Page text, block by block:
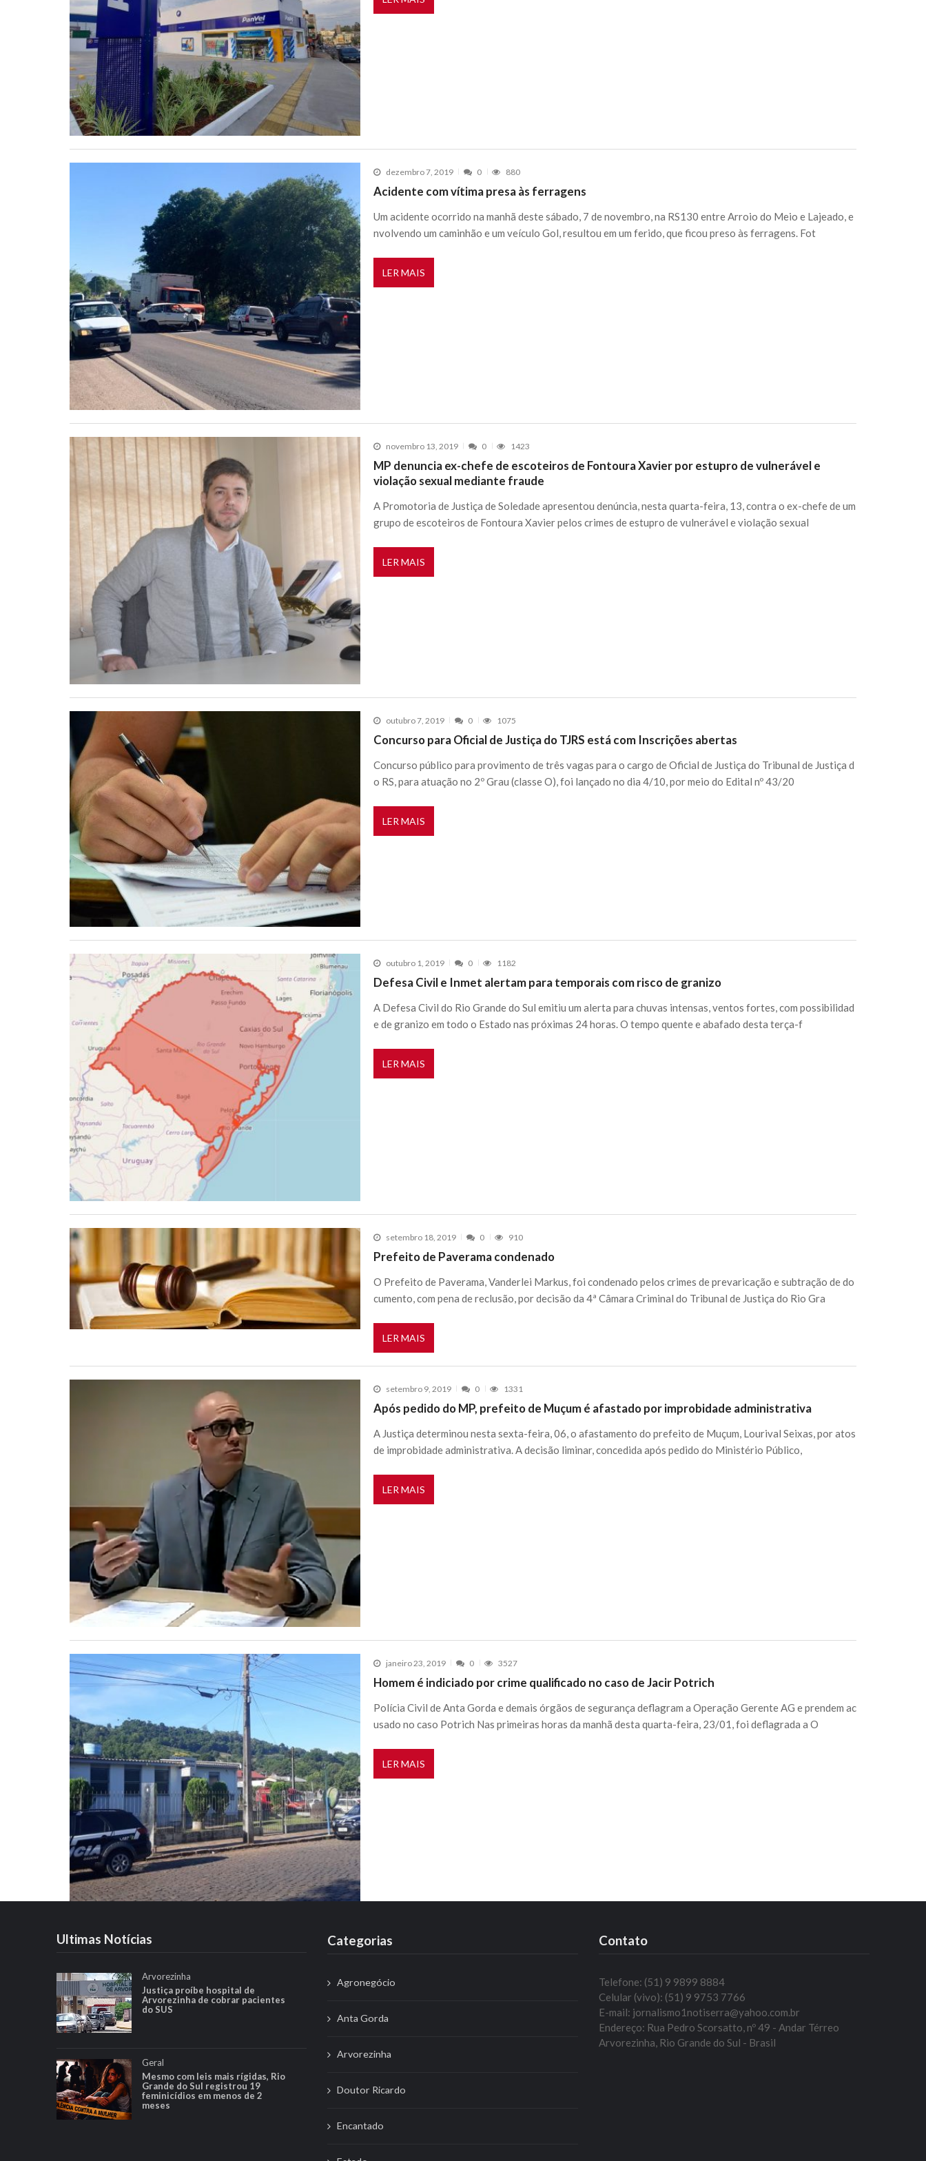
dezembro 7, 2019 0 880
Acidente com vítima presa às ferragens
Um acidente ocorrido na manhã deste sábado, 7 de novembro, na RS130 entre Arroio do Meio e Lajeado, e
nvolvendo um caminhão e um veículo Gol, resultou em um ferido, que ficou preso às ferragens. Fot
LER MAIS
novembro 13, 2019 0 1423
MP denuncia ex-chefe de escoteiros de Fontoura Xavier por estupro de vulnerável e
violação sexual mediante fraude
A Promotoria de Justiça de Soledade apresentou denúncia, nesta quarta-feira, 13, contra o ex-chefe de um
grupo de escoteiros de Fontoura Xavier pelos crimes de estupro de vulnerável e violação sexual
LER MAIS
outubro 7, 2019 0 1075
Concurso para Oficial de Justiça do TJRS está com Inscrições abertas
Concurso público para provimento de três vagas para o cargo de Oficial de Justiça do Tribunal de Justiça d
o RS, para atuação no 2º Grau (classe O), foi lançado no dia 4/10, por meio do Edital nº 43/20
LER MAIS
outubro 1, 2019 0 1182
Defesa Civil e Inmet alertam para temporais com risco de granizo
A Defesa Civil do Rio Grande do Sul emitiu um alerta para chuvas intensas, ventos fortes, com possibilidad
e de granizo em todo o Estado nas próximas 24 horas. O tempo quente e abafado desta terça-f
LER MAIS
setembro 18, 2019 0 910
Prefeito de Paverama condenado
O Prefeito de Paverama, Vanderlei Markus, foi condenado pelos crimes de prevaricação e subtração de do
cumento, com pena de reclusão, por decisão da 4ª Câmara Criminal do Tribunal de Justiça do Rio Gra
LER MAIS
setembro 9, 2019 0 1331
Após pedido do MP, prefeito de Muçum é afastado por improbidade administrativa
A Justiça determinou nesta sexta-feira, 06, o afastamento do prefeito de Muçum, Lourival Seixas, por atos
de improbidade administrativa. A decisão liminar, concedida após pedido do Ministério Público,
LER MAIS
janeiro 23, 2019 0 3527
Homem é indiciado por crime qualificado no caso de Jacir Potrich
Polícia Civil de Anta Gorda e demais órgãos de segurança deflagram a Operação Gerente AG e prendem ac
usado no caso Potrich Nas primeiras horas da manhã desta quarta-feira, 23/01, foi deflagrada a O
LER MAIS
Ultimas Notícias
Arvorezinha
Justiça proíbe hospital de
Arvorezinha de cobrar pacientes
do SUS
Geral
Mesmo com leis mais rígidas, Rio
Grande do Sul registrou 19
feminicídios em menos de 2
meses
Categorias
Agronegócio
Anta Gorda
Arvorezinha
Doutor Ricardo
Encantado
Contato
Telefone: (51) 9 9899 8884
Celular (vivo): (51) 9 9753 7766
E-mail: jornalismo1notiserra@yahoo.com.br
Endereço: Rua Pedro Scorsatto, nº 49 - Andar Térreo
Arvorezinha, Rio Grande do Sul - Brasil